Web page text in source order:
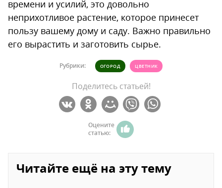
времени и усилий, это довольно
неприхотливое растение, которое принесет
пользу вашему дому и саду. Важно правильно
его вырастить и заготовить сырье.
Рубрики: ОГОРОД ЦВЕТНИК
Поделитесь статьей!
Оцените
статью:
Читайте ещё на эту тему